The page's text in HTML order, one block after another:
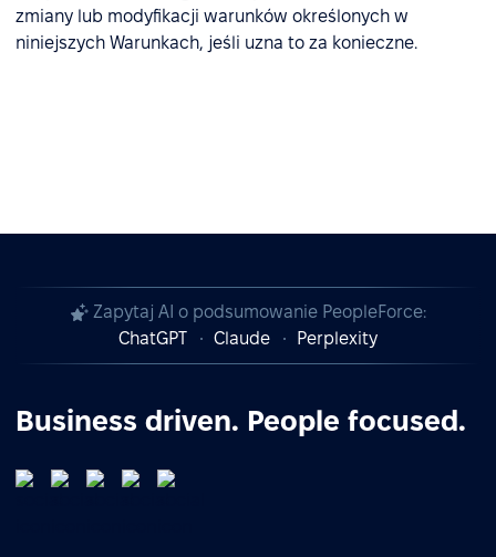
zmiany lub modyfikacji warunków określonych w
niniejszych Warunkach, jeśli uzna to za konieczne.
Zapytaj AI o podsumowanie PeopleForce:
ChatGPT
Claude Perplexity
Business driven. People focused.